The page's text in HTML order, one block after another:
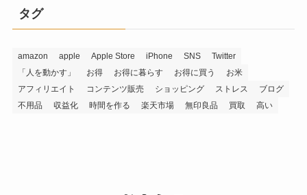
タグ
amazon apple Apple Store iPhone SNS
Twitter
「人を動かす」
お得 お得に暮らす お得に買う
お米
アフィリエイト
コンテンツ販売 ショッピング ストレス
ブログ
不用品
収益化 時間を作る 楽天市場 無印良品 買取 高い